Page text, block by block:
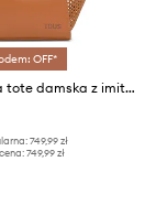
OFF*
Tous torebka tote damska z imitacji skóry
749,99 zł
749,99 zł